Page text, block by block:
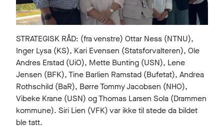
STRATEGISK RÅD: (fra venstre) Ottar Ness (NTNU),
Inger Lysa (KS), Kari Evensen (Statsforvalteren), Ole
Andres Erstad (UiO), Mette Bunting (USN), Lene
Jensen (BFK), Tine Barlien Ramstad (Bufetat), Andrea
Rothschild (BaR), Børre Tommy Jacobsen (NHO),
Vibeke Krane (USN) og Thomas Larsen Sola (Drammen
kommune). Siri Lien (VFK) var ikke til stede da bildet
ble tatt.